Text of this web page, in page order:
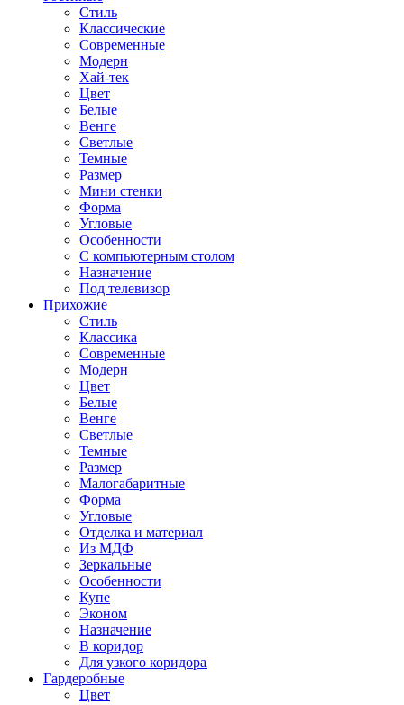
Стиль
Классические
Современные
Модерн
Хай-тек
Цвет
Белые
Венге
Светлые
Темные
Размер
Мини стенки
Форма
Угловые
Особенности
С компьютерным столом
Назначение
Под телевизор
Прихожие
Стиль
Классика
Современные
Модерн
Цвет
Белые
Венге
Светлые
Темные
Размер
Малогабаритные
Форма
Угловые
Отделка и материал
Из МДФ
Зеркальные
Особенности
Купе
Эконом
Назначение
В коридор
Для узкого коридора
Гардеробные
Цвет